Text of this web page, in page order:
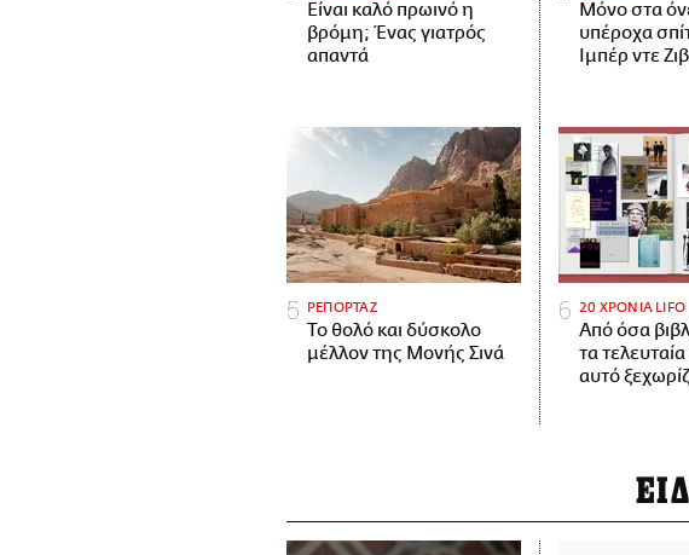
Είναι καλό πρωινό η
βρόμη; Ένας γιατρός
απαντά
Μόνο στα
υπέροχα
Ιμπέρ ντε
ΡΕΠΟΡΤΑΖ
Το θολό και δύσκολο
μέλλον της Μονής Σινά
20 ΧΡΟΝΙΑ LIFO
Από όσα
τα
αυτό